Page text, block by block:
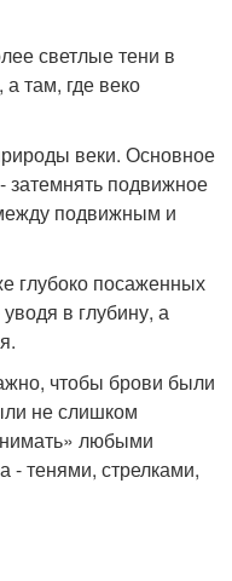
светлые тени в
а там, где веко
веки. Основное
затемнять подвижное
подвижным и
глубоко посаженных
в глубину, а
чтобы брови были
не слишком
любыми
- тенями, стрелками,